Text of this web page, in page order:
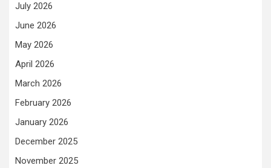
July 2026
June 2026
May 2026
April 2026
March 2026
February 2026
January 2026
December 2025
November 2025